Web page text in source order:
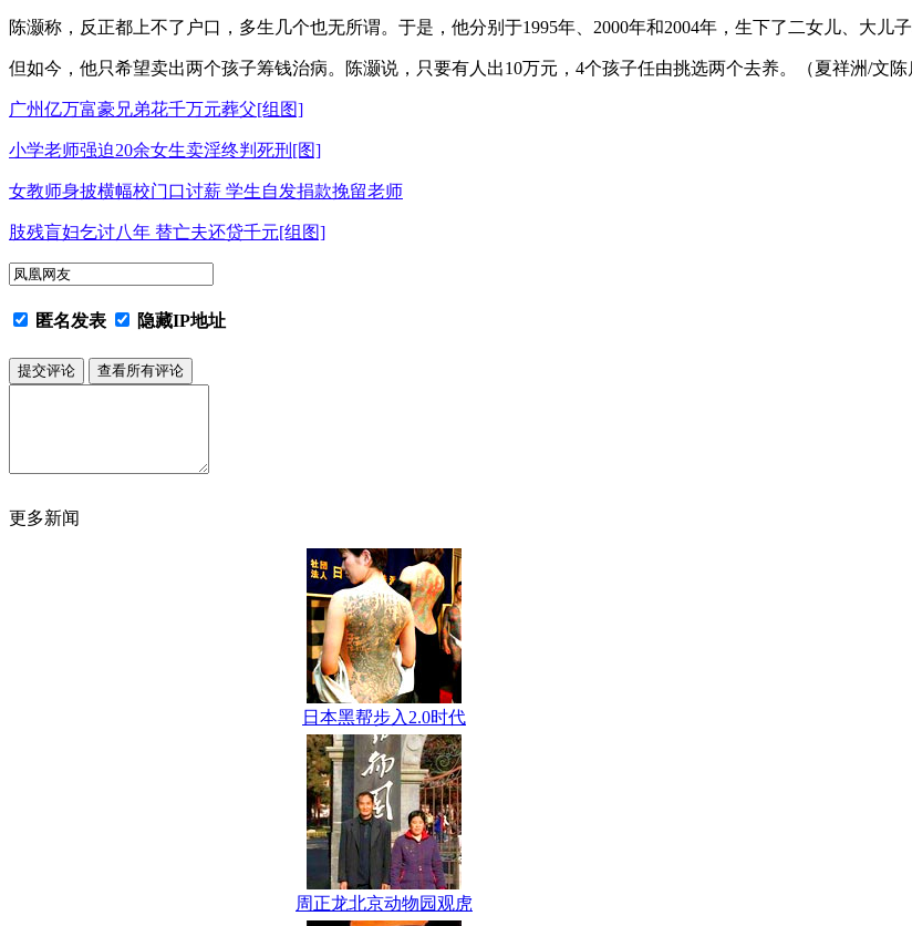
陈灏称，反正都上不了户口，多生几个也无所谓。于是，他分别于1995年、2000年和2004年，生下了二女儿、大儿
但如今，他只希望卖出两个孩子筹钱治病。陈灏说，只要有人出10万元，4个孩子任由挑选两个去养。（夏祥洲/文陈
广州亿万富豪兄弟花千万元葬父[组图]
小学老师强迫20余女生卖淫终判死刑[图]
女教师身披横幅校门口讨薪 学生自发捐款挽留老师
肢残盲妇乞讨八年 替亡夫还贷千元[组图]
匿名发表 隐藏IP地址
更多新闻
日本黑帮步入2.0时代
周正龙北京动物园观虎